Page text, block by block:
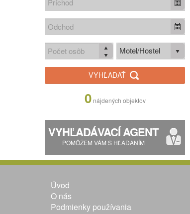
Motel/Hostel
VYHĽADAŤ
0 nájdených objektov
VYHĽADÁVACÍ AGENT
POMÔŽEM VÁM S HĽADANÍM
Úvod
O nás
Podmienky používania